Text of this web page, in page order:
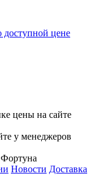
доступной цене
цены на сайте
у менеджеров
Новости Доставка